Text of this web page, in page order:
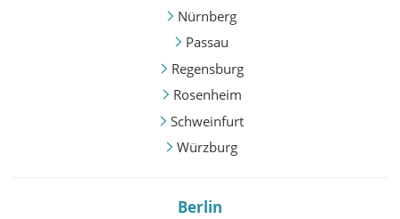
Nürnberg
Passau
Regensburg
Rosenheim
Schweinfurt
Würzburg
Berlin